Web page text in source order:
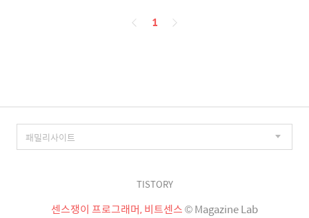
페
1
TISTORY
센스쟁이 프로그래머, 비트센스© Magazine Lab